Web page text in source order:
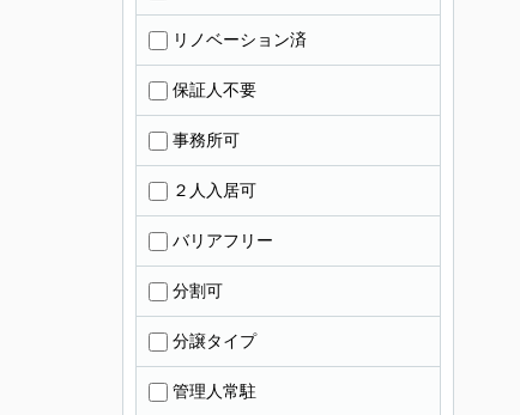
リノベーション済
保証人不要
事務所可
２人入居可
バリアフリー
分割可
分譲タイプ
管理人常駐